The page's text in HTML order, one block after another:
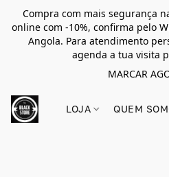
Compra com mais segurança
online com -10%, confirma pelo
Angola. Para atendimento
agenda a tua visita
MARCAR
LOJA QUEM